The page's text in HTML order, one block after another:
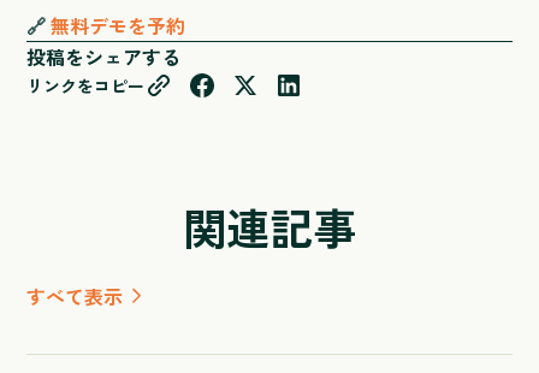
🔗無料デモを予約
投稿をシェアする
リンクをコピー
関連記事
すべて表示